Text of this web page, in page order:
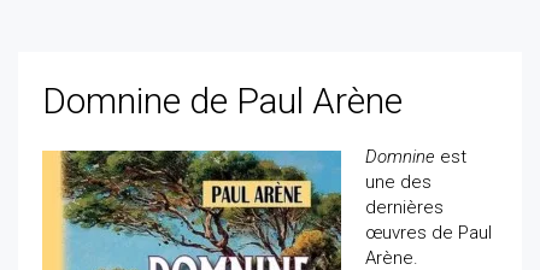
Domnine de Paul Arène
Domnine est
une des
dernières
œuvres de Paul
Arène.